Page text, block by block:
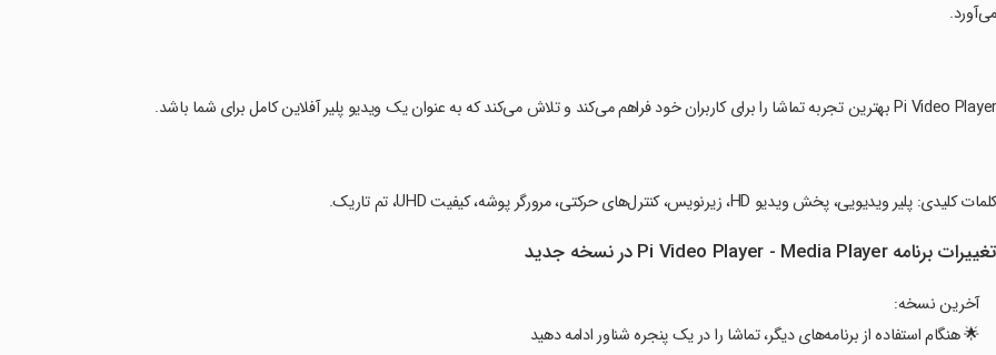
می‌آورد.
‏کلمات کلیدی: پلیر ویدیویی، پخش ویدیو HD، زیرنویس، کنترل‌های حرکتی، مرورگر پوشه، کیفیت UHD، تم تاریک.
تغییرات برنامه Pi Video Player - Media Player در نسخه جدید
آخرین نسخه:
🌟 هنگام استفاده از برنامه‌های دیگر، تماشا را در یک پنجره شناور ادامه دهید